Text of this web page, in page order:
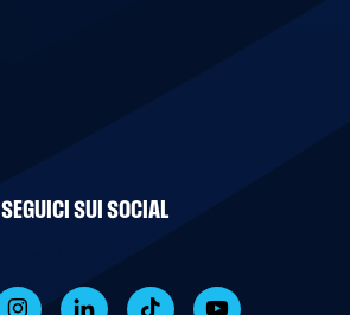
SEGUICI SUI SOCIAL